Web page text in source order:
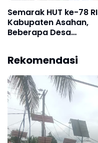
Semarak HUT ke-78 RI di
Kabupaten Asahan,
Beberapa Desa
Rekomendasi